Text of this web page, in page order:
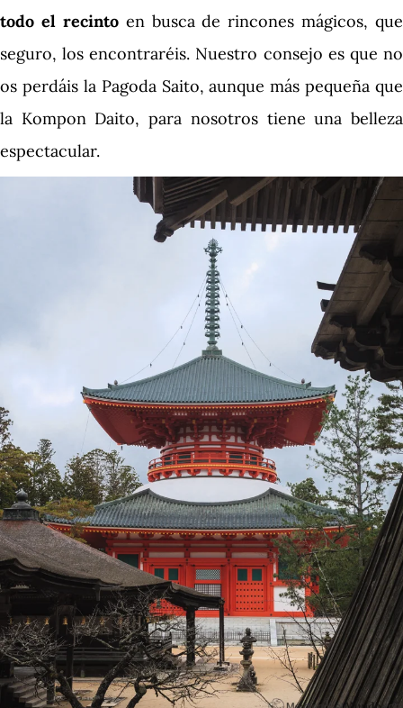
todo el recintoen busca de rincones mágicos, que
seguro, los encontraréis. Nuestro consejo es que no
os perdáis la Pagoda Saito, aunque más pequeña que
la Kompon Daito, para nosotros tiene una belleza
espectacular.